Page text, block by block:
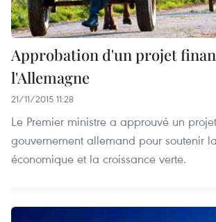
Approbation d'un projet
l'Allemagne
21/11/2015 11:28
Le Premier ministre a approuvé un
gouvernement allemand pour soutenir
économique et la croissance verte.